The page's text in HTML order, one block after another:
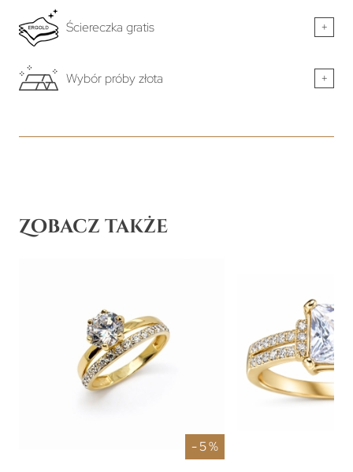
Ściereczka gratis +
Wybór próby złota +
Zobacz także
- 5 %